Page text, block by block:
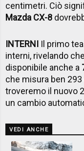
centimetri. Ciò
Mazda CX-8
INTERNI Il primo
interni, rivelando
disponibile anche a
che misura ben
troveremo il nuovo
un cambio
VEDI ANCHE